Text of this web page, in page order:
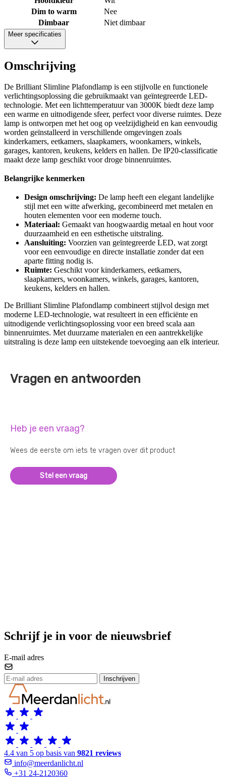
Dim to warm
Nee
Dimbaar
Niet dimbaar
Meer specificaties
Omschrijving
De Brilliant Slimline Plafondlamp is een stijlvolle en functionele
verlichtingsoplossing die gebruikmaakt van geïntegreerde LED-
technologie. Met een lichttemperatuur van 3000K biedt deze lamp
een warme en uitnodigende sfeer, perfect voor diverse ruimtes. Deze
lamp is ontworpen met het oog op veelzijdigheid en kan eenvoudig
worden geïnstalleerd in verschillende omgevingen zoals
kinderkamers, eetkamers, slaapkamers, woonkamers, winkels,
garages, kantoren, keukens, kelders en hallen. De IP20-classificatie
maakt deze lamp geschikt voor droge binnenruimtes.
Belangrijke kenmerken
Design omschrijving: De lamp heeft een elegant landelijke
stijl met een witte afwerking, gecombineerd met metalen en
houten elementen voor een moderne touch.
Materiaal: Gemaakt van hoogwaardig metaal en hout voor
duurzaamheid en een esthetische uitstraling.
Aansluiting: Voorzien van geïntegreerde LED, wat zorgt
voor een eenvoudige en directe installatie zonder dat een
aparte fitting nodig is.
Ruimte: Geschikt voor kinderkamers, eetkamers,
slaapkamers, woonkamers, winkels, garages, kantoren,
keukens, kelders en hallen.
De Brilliant Slimline Plafondlamp combineert stijlvol design met
moderne LED-technologie, wat resulteert in een efficiënte en
uitnodigende verlichtingsoplossing voor een breed scala aan
binnenruimtes. Met duurzame materialen en een aantrekkelijke
uitstraling is deze lamp een uitstekende toevoeging aan elk interieur.
Vragen en antwoorden
Heb je een vraag?
Wees de eerste om iets te vragen over dit product
Stel een vraag
Schrijf je in voor de nieuwsbrief
E-mail adres
Inschrijven
4.4 van 5 op basis van 9821 reviews
info@meerdanlicht.nl
+31 24-2120360